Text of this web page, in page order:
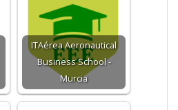
ITAérea Aeronautical
Business School -
Murcia